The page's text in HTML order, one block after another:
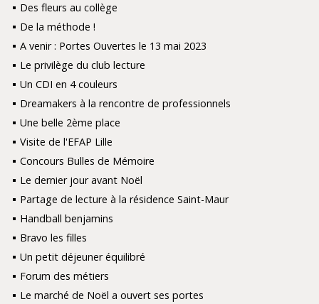
Des fleurs au collège
De la méthode !
A venir : Portes Ouvertes le 13 mai 2023
Le privilège du club lecture
Un CDI en 4 couleurs
Dreamakers à la rencontre de professionnels
Une belle 2ème place
Visite de l'EFAP Lille
Concours Bulles de Mémoire
Le dernier jour avant Noël
Partage de lecture à la résidence Saint-Maur
Handball benjamins
Bravo les filles
Un petit déjeuner équilibré
Forum des métiers
Le marché de Noël a ouvert ses portes